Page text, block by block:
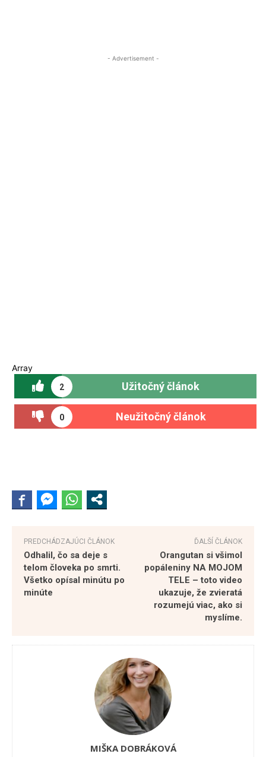
- Advertisement -
Array
2 Užitočný článok
0 Neužitočný článok
PREDCHÁDZAJÚCI ČLÁNOK
Odhalil, čo sa deje s
telom človeka po smrti.
Všetko opísal minútu po
minúte
ĎALŠÍ ČLÁNOK
Orangutan si všimol
popáleniny NA MOJOM
TELE – toto video
ukazuje, že zvieratá
rozumejú viac, ako si
myslíme.
MIŠKA DOBRÁKOVÁ